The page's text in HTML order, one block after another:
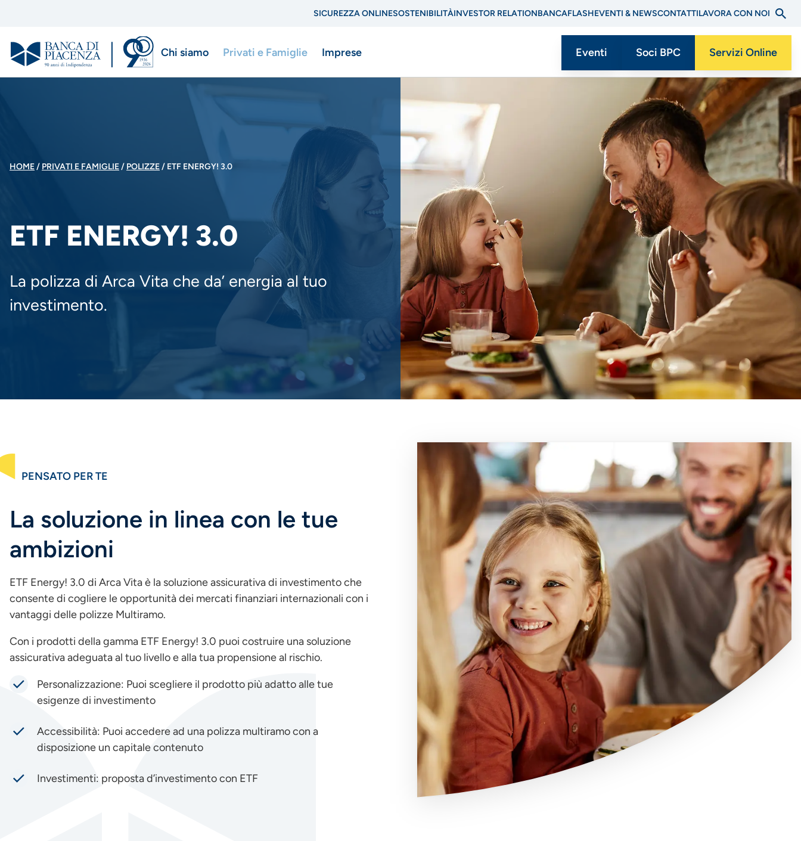
contenuto
principale
di
navigazione
di
servizio
SICUREZZA ONLINESOSTENIBILITÀINVESTOR RELATIONBANCAFLASHEVENTI & NEWSCONTATTILAVORA CON NOI
Menu
navigazione
principale
Chi siamo Privati e Famiglie Imprese
Menu
Eventi Soci BPC Servizi Online
BRICIOLE
PANE
HOME PRIVATI E FAMIGLIE POLIZZE ETF ENERGY! 3.0
ETF ENERGY! 3.0
La polizza di Arca Vita che da’ energia al tuo
investimento.
Immagine
PENSATO PER TE
La soluzione in linea con le tue
ambizioni
ETF Energy! 3.0 di Arca Vita è la soluzione assicurativa di investimento che
consente di cogliere le opportunità dei mercati finanziari internazionali con i
vantaggi delle polizze Multiramo.
Con i prodotti della gamma ETF Energy! 3.0 puoi costruire una soluzione
assicurativa adeguata al tuo livello e alla tua propensione al rischio.
Personalizzazione: Puoi scegliere il prodotto più adatto alle tue
esigenze di investimento
Accessibilità: Puoi accedere ad una polizza multiramo con a
disposizione un capitale contenuto
Investimenti: proposta d’investimento con ETF